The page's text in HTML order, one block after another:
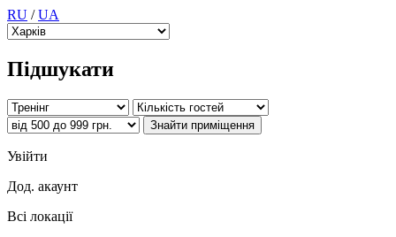
RU /UA
Підшукати
Увійти
Дод. акаунт
Всі локації